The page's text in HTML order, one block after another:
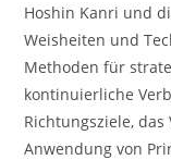
Hoshin Kanri und
Weisheiten und
Methoden für
kontinuierliche
Richtungsziele,
Anwendung von